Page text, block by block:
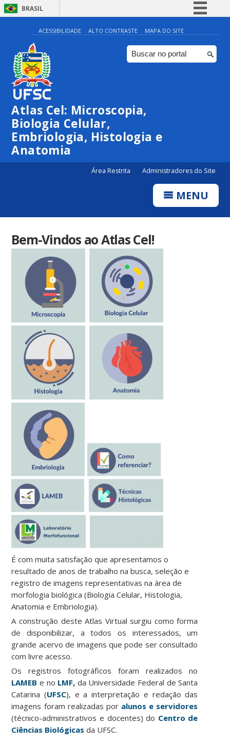
BRASIL
Simplifique!
Comunica BR
Participe
ACESSIBILIDADE ALTO CONTRASTE MAPA DO SITE
Atlas Cel: Microscopia,
Biologia Celular,
Embriologia, Histologia e
Anatomia
Área Restrita Administradores do Site
MENU
Bem-Vindos ao Atlas Cel!
É com muita satisfação que apresentamos o
resultado de anos de trabalho na busca, seleção e
registro de imagens representativas na área de
morfologia biológica (Biologia Celular, Histologia,
Anatomia e Embriologia).
A construção deste Atlas Virtual surgiu como forma
de disponibilizar, a todos os interessados, um
grande acervo de imagens que pode ser consultado
com livre acesso.
Os registros fotográficos foram realizados no
LAMEB e no LMF, da Universidade Federal de Santa
Catarina (UFSC), e a interpretação e redação das
imagens foram realizadas por alunos e servidores
(técnico-administrativos e docentes) do Centro de
Ciências Biológicas da UFSC.